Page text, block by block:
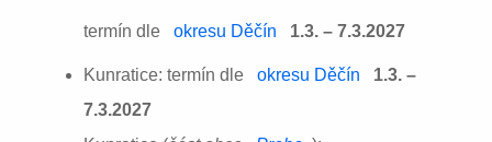
termín dle okresu Děčín 1.3. – 7.3.2027
Kunratice: termín dle okresu Děčín
1.3. –
7.3.2027